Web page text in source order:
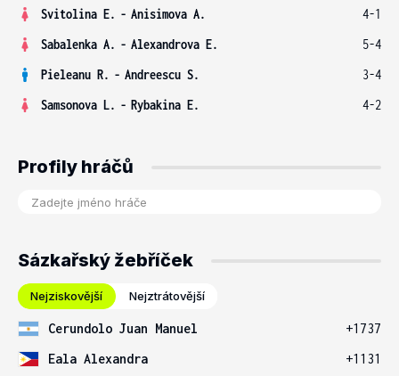
Svitolina E. - Anisimova A.
4-1
Sabalenka A. - Alexandrova E.
5-4
Pieleanu R. - Andreescu S.
3-4
Samsonova L. - Rybakina E. 4-2
Profily hráčů
Sázkařský žebříček
Nejziskovější Nejztrátovější
Cerundolo Juan Manuel
+1737
Eala Alexandra
+1131